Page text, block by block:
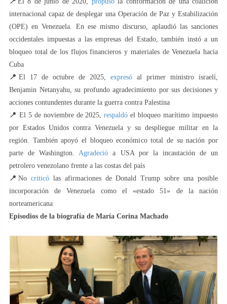
internacional capaz de desplegar una Operación de Paz y Estabilización
(OPE) en Venezuela. En ese mismo discurso, aplaudió las sanciones
occidentales impuestas a las empresas del Estado, también instó a un
bloqueo total de los flujos financieros y materiales de Venezuela hacia
Cuba
📍 El 17 de octubre de 2025, expresó al primer ministro israelí,
Benjamin Netanyahu, su profundo agradecimiento por sus decisiones y
acciones contundentes durante la guerra contra Palestina
📍 El 5 de noviembre de 2025,respaldó el bloqueo marítimo impuesto
por Estados Unidos contra Venezuela y su despliegue militar en la
región. También apoyó el bloqueo económico total de su nación por
parte de Washington. Agradeció a USA por la incautación de un
petrolero venezolano frente a las costas del país
📍 No criticólas afirmaciones de Donald Trump sobre una posible
incorporación de Venezuela como el «estado 51» de la nación
norteamericana
Episodios de la biografía de María Corina Machado